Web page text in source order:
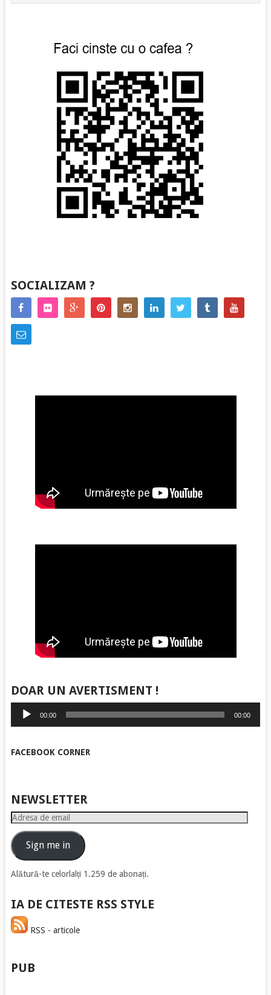
SOCIALIZAM ?
DOAR UN AVERTISMENT !
Player
audio
00:00 00:00
FACEBOOK CORNER
NEWSLETTER
Adresa
emailSign me in
Alătură-te celorlalți 1.259 de abonați.
IA DE CITESTE RSS STYLE
RSS - articole
PUB